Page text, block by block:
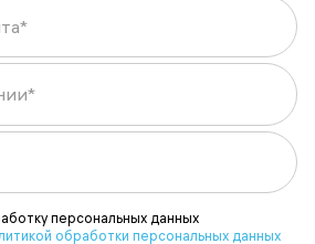
персональных данных
обработки персональных данных